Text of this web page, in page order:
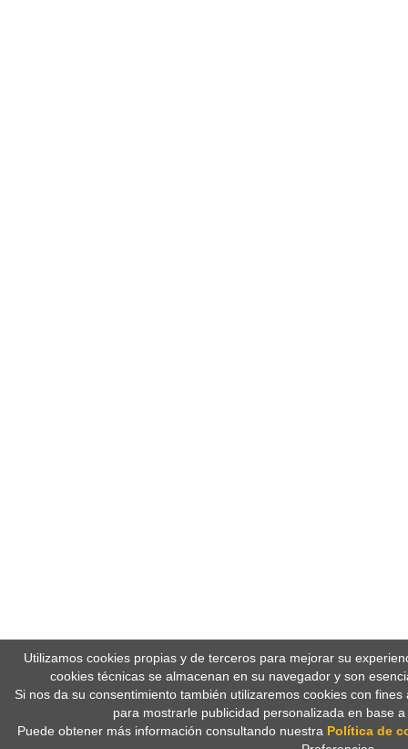
Utilizamos cookies propias y de terceros para mejorar su
cookies técnicas se almacenan en su navegador y son
Si nos da su consentimiento también utilizaremos cookies con
para mostrarle publicidad personalizada en base
Puede obtener más información consultando nuestra Política de